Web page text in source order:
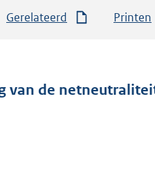
Gerelateerd Printen
van de